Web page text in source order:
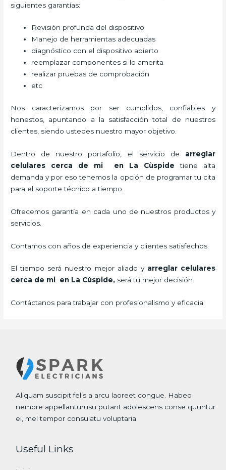
siguientes garantías:
Revisión profunda del dispositivo
Manejo de herramientas adecuadas
diagnóstico con el dispositivo abierto
reemplazar componentes si lo amerita
realizar pruebas de comprobación
etc
Nos caracterizamos por ser cumplidos, confiables y
honestos, apuntando a la satisfacción total de nuestros
clientes, siendo ustedes nuestro mayor objetivo.
Dentro de nuestro portafolio, el servicio de arreglar
celulares cerca de mi en La Cùspide tiene alta
demanda y por eso tenemos la opción de programar tu cita
para el soporte técnico a tiempo.
Ofrecemos garantía en cada uno de nuestros productos y
servicios.
Contamos con años de experiencia y clientes satisfechos.
El tiempo será nuestro mejor aliado y arreglar celulares
cerca de mi en La Cùspide, será tu mejor decisión.
Contáctanos para trabajar con profesionalismo y eficacia.
Aliquam suscipit felis a arcu laoreet congue. Habeo
nemore appellanturusu putant adolescens conse quuntur
ei, mel tempor consulatu voluptaria.
Useful Links